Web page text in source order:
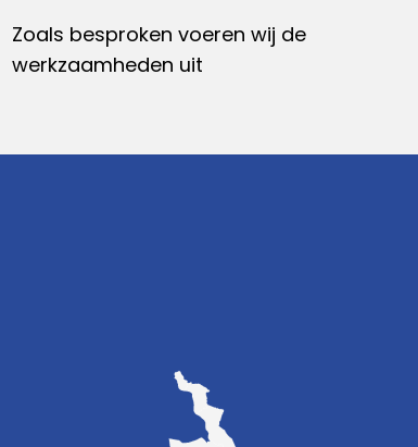
Zoals besproken voeren wij de
werkzaamheden uit